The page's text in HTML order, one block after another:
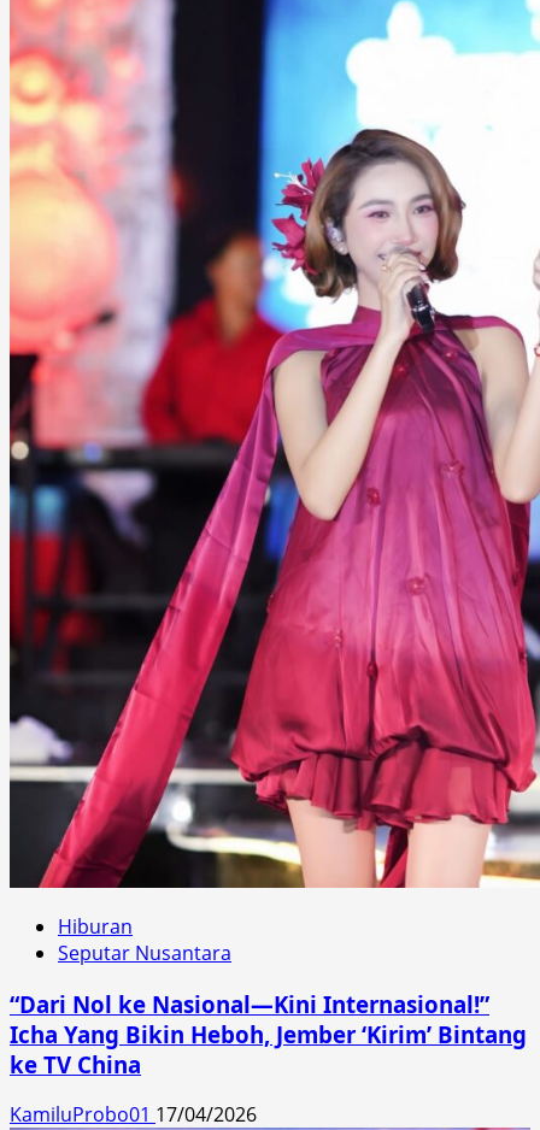
Hiburan
Seputar Nusantara
“Dari Nol ke Nasional—Kini Internasional!”
Icha Yang Bikin Heboh, Jember ‘Kirim’ Bintang
ke TV China
KamiluProbo01 17/04/2026